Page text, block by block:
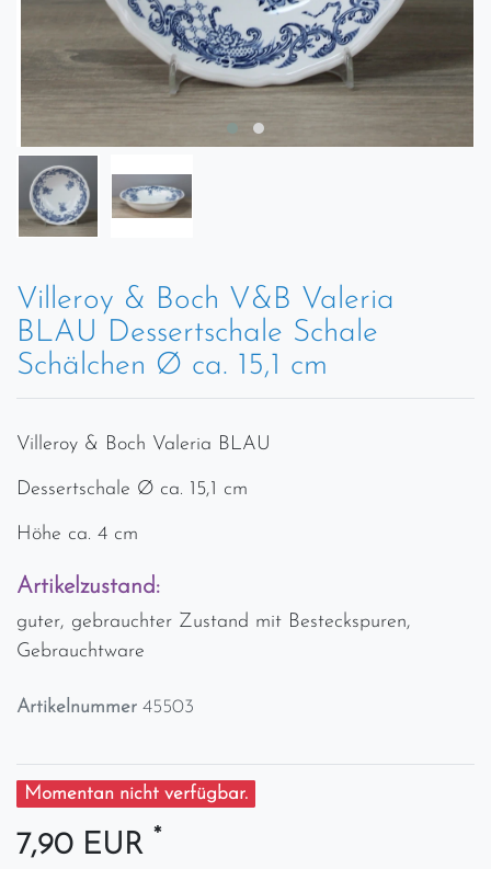
Villeroy & Boch V&B Valeria
BLAU Dessertschale Schale
Schälchen Ø ca. 15,1 cm
Villeroy & Boch Valeria BLAU
Dessertschale Ø ca. 15,1 cm
Höhe ca. 4 cm
Artikelzustand:
guter, gebrauchter Zustand mit Besteckspuren,
Gebrauchtware
Artikelnummer 45503
Momentan nicht verfügbar.
7,90 EUR *